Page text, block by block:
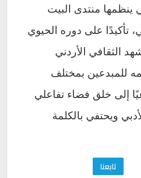
ينظمها منتدى البيت
تأكيدًا على دوره الحيوي
الثقافي الأردني
للمبدعين بمختلف
إلى خلق فضاء تفاعلي
ويحتفي بالكلمة
تابعنا